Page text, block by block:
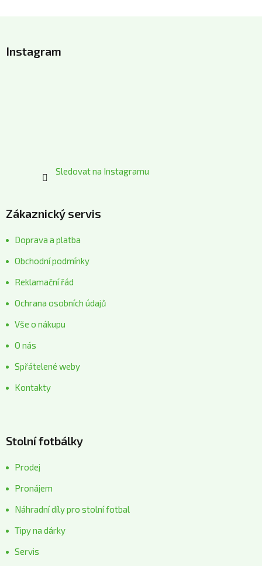
pInstagram
Sledovat na Instagramu
Zákaznický servis
Doprava a platba
Obchodní podmínky
Reklamační řád
Ochrana osobních údajů
Vše o nákupu
O nás
Spřátelené weby
Kontakty
Stolní fotbálky
Prodej
Pronájem
Náhradní díly pro stolní fotbal
Tipy na dárky
Servis